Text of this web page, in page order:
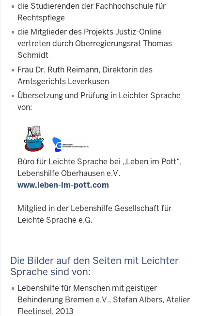
die Studierenden der Fachhochschule für
Rechtspflege
die Mitglieder des Projekts Justiz-Online
vertreten durch Oberregierungsrat Thomas
Schmidt
Frau Dr. Ruth Reimann, Direktorin des
Amtsgerichts Leverkusen
Übersetzung und Prüfung in Leichter Sprache
von:
Büro für Leichte Sprache bei „Leben im Pott“,
Lebenshilfe Oberhausen e.V.
www.leben-im-pott.com
Mitglied in der Lebenshilfe Gesellschaft für
Leichte Sprache e.G.
Die Bilder auf den Seiten mit Leichter
Sprache sind von:
Lebenshilfe für Menschen mit geistiger
Behinderung Bremen e.V., Stefan Albers, Atelier
Fleetinsel, 2013